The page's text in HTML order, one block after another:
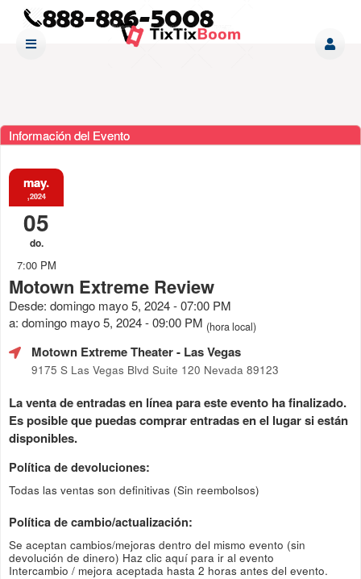
Información del Evento
may.
,2024
05
do.
7:00 PM
Motown Extreme Review
Desde: domingo mayo 5, 2024 - 07:00 PM
a: domingo mayo 5, 2024 - 09:00 PM (hora local)
Motown Extreme Theater- Las Vegas
9175 S Las Vegas Blvd Suite 120 Nevada 89123
La venta de entradas en línea para este evento ha finalizado.
Es posible que puedas comprar entradas en el lugar si están
disponibles.
Política de devoluciones:
Todas las ventas son definitivas (Sin reembolsos)
Política de cambio/actualización:
Se aceptan cambios/mejoras dentro del mismo evento (sin
devolución de dinero) Haz clic aquí para ir al evento
Intercambio / mejora aceptada hasta 2 horas antes del evento.